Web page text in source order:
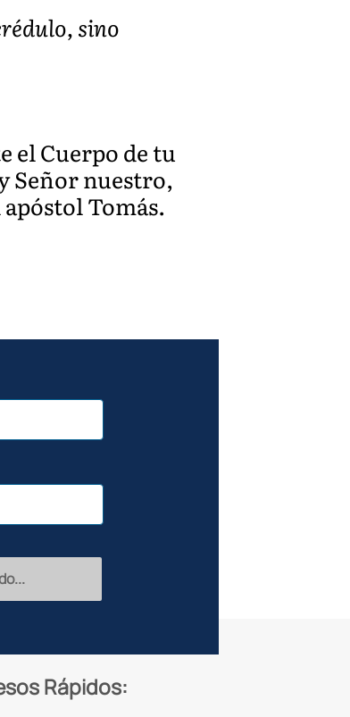
sino
el Cuerpo de tu
Señor nuestro,
Tomás.
Rápidos: